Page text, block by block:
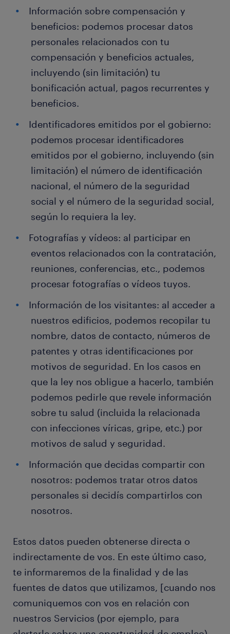
Información sobre compensación y
beneficios: podemos procesar datos
personales relacionados con tu
compensación y beneficios actuales,
incluyendo (sin limitación) tu
bonificación actual, pagos recurrentes y
beneficios.
Identificadores emitidos por el gobierno:
podemos procesar identificadores
emitidos por el gobierno, incluyendo (sin
limitación) el número de identificación
nacional, el número de la seguridad
social y el número de la seguridad social,
según lo requiera la ley.
Fotografías y vídeos: al participar en
eventos relacionados con la contratación,
reuniones, conferencias, etc., podemos
procesar fotografías o vídeos tuyos.
Información de los visitantes: al acceder a
nuestros edificios, podemos recopilar tu
nombre, datos de contacto, números de
patentes y otras identificaciones por
motivos de seguridad. En los casos en
que la ley nos obligue a hacerlo, también
podemos pedirle que revele información
sobre tu salud (incluida la relacionada
con infecciones víricas, gripe, etc.) por
motivos de salud y seguridad.
Información que decidas compartir con
nosotros: podemos tratar otros datos
personales si decidís compartirlos con
nosotros.
Estos datos pueden obtenerse directa o
indirectamente de vos. En este último caso,
te informaremos de la finalidad y de las
fuentes de datos que utilizamos, [cuando nos
comuniquemos con vos en relación con
nuestros Servicios (por ejemplo, para